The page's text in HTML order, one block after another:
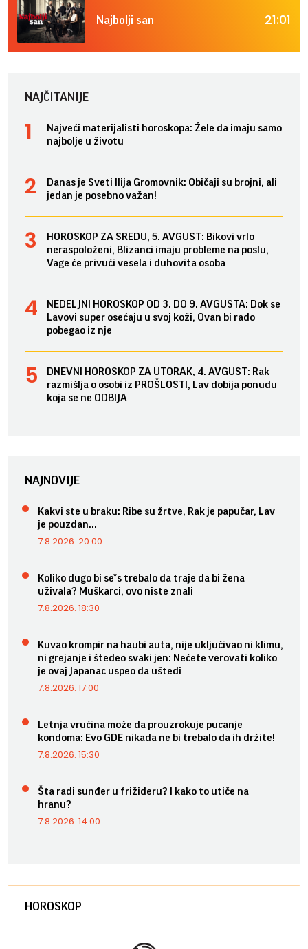
Najbolji san 21:01
NAJČITANIJE
Najveći materijalisti horoskopa: Žele da imaju samo
najbolje u životu
Danas je Sveti Ilija Gromovnik: Običaji su brojni, ali
jedan je posebno važan!
HOROSKOP ZA SREDU, 5. AVGUST: Bikovi vrlo
neraspoloženi, Blizanci imaju probleme na poslu,
Vage će privući vesela i duhovita osoba
NEDELJNI HOROSKOP OD 3. DO 9. AVGUSTA: Dok se
Lavovi super osećaju u svoj koži, Ovan bi rado
pobegao iz nje
DNEVNI HOROSKOP ZA UTORAK, 4. AVGUST: Rak
razmišlja o osobi iz PROŠLOSTI, Lav dobija ponudu
koja se ne ODBIJA
NAJNOVIJE
Kakvi ste u braku: Ribe su žrtve, Rak je papučar, Lav
je pouzdan...
7.8.2026. 20:00
Koliko dugo bi se*s trebalo da traje da bi žena
uživala? Muškarci, ovo niste znali
7.8.2026. 18:30
Kuvao krompir na haubi auta, nije uključivao ni klimu,
ni grejanje i štedeo svaki jen: Nećete verovati koliko
je ovaj Japanac uspeo da uštedi
7.8.2026. 17:00
Letnja vrućina može da prouzrokuje pucanje
kondoma: Evo GDE nikada ne bi trebalo da ih držite!
7.8.2026. 15:30
Šta radi sunđer u frižideru? I kako to utiče na
hranu?
7.8.2026. 14:00
HOROSKOP